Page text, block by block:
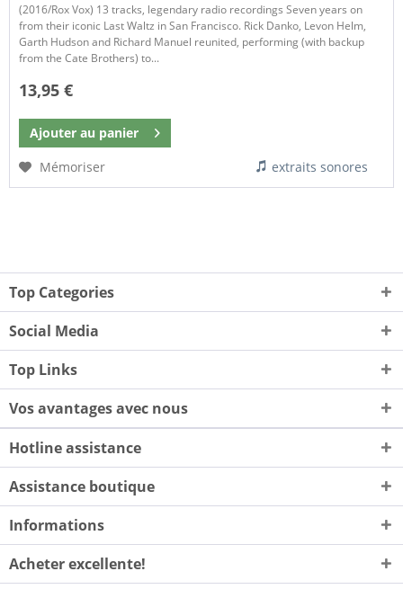
(2016/Rox Vox) 13 tracks, legendary radio recordings Seven years on
from their iconic Last Waltz in San Francisco. Rick Danko, Levon Helm,
Garth Hudson and Richard Manuel reunited, performing (with backup
from the Cate Brothers) to...
13,95 €
Ajouter au panier
Mémoriser
extraits sonores
Top Categories
Social Media
Top Links
Vos avantages avec nous
Hotline assistance
Assistance boutique
Informations
Acheter excellente!